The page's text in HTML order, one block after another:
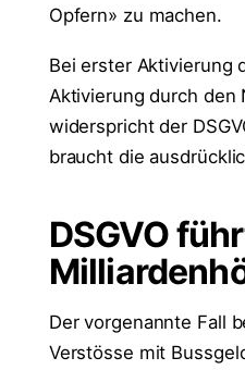
Opfern» zu machen.
Bei erster Aktivierung
Aktivierung durch den
widerspricht der
braucht die
DSGVO
Der vorgenannte Fall
Verstösse mit